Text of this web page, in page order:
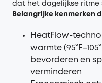
dat het dagelijkse ritme
Belangrijke kenmerken
HeatFlow-
warmte
bevorderen en
verminderen